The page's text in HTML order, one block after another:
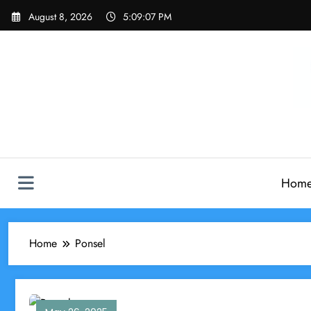
Skip
August 8, 2026 5:09:07 PM
Home Ponsel